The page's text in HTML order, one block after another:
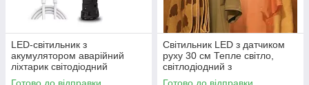
LED-світильник з
акумулятором аварійний
ліхтарик світодіодний
Світильник LED з датчиком
руху 30 см Тепле світло,
світлодіодний з
акумулятором USB нічник,